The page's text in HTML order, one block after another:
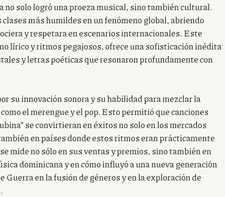
no solo logró una proeza musical, sino también cultural.
más humildes en un fenómeno global, abriendo
y respetara en escenarios internacionales. Este
lírico y ritmos pegajosos, ofrece una sofisticación inédita
y letras poéticas que resonaron profundamente con
su innovación sonora y su habilidad para mezclar la
el merengue y el pop. Esto permitió que canciones
se convirtieran en éxitos no solo en los mercados
en países donde estos ritmos eran prácticamente
mide no sólo en sus ventas y premios, sino también en
dominicana y en cómo influyó a una nueva generación
en la fusión de géneros y en la exploración de